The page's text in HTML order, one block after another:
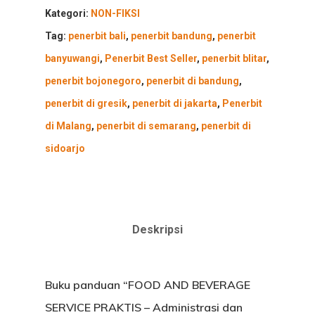
Kategori: NON-FIKSI
Tag: penerbit bali, penerbit bandung, penerbit
banyuwangi, Penerbit Best Seller, penerbit blitar,
penerbit bojonegoro, penerbit di bandung,
penerbit di gresik, penerbit di jakarta, Penerbit
di Malang, penerbit di semarang, penerbit di
sidoarjo
Deskripsi
Buku panduan “FOOD AND BEVERAGE
SERVICE PRAKTIS – Administrasi dan